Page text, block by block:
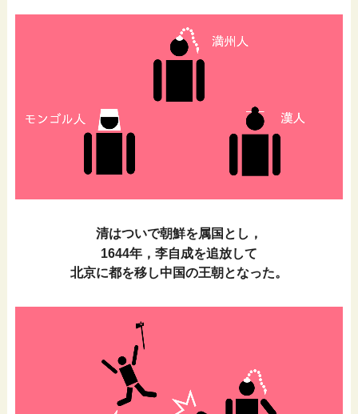
清はついで朝鮮を属国とし，
1644年，李自成を追放して
北京に都を移し中国の王朝となった。